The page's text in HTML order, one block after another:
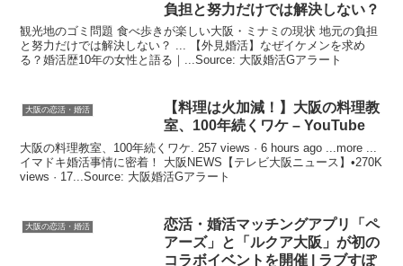
負担と努力だけでは解決しない？
観光地のゴミ問題 食べ歩きが楽しい大阪・ミナミの現状 地元の負担
と努力だけでは解決しない？ ... 【外見婚活】なぜイケメンを求め
る？婚活歴10年の女性と語る｜...Source: 大阪婚活Gアラート
大阪の恋活・婚活 【料理は火加減！】 大阪の料理教
室、100年続くワケ – YouTube
大阪の料理教室、100年続くワケ. 257 views · 6 hours ago ...more ...
イマドキ婚活事情に密着！ 大阪NEWS【テレビ大阪ニュース】•270K
views · 17...Source: 大阪婚活Gアラート
大阪の恋活・婚活 恋活・婚活マッチングアプリ「ペ
アーズ」と「ルクア大阪 」が初の
コラボイベントを開催 | ラブすぽ